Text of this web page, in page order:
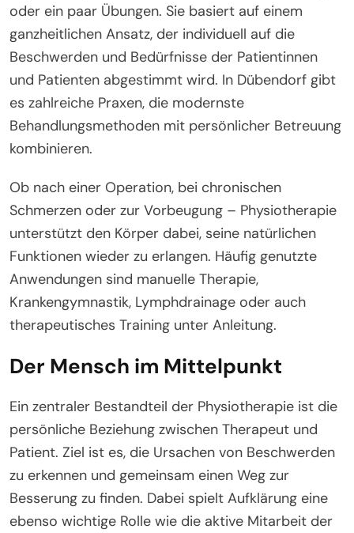
oder ein paar Übungen. Sie basiert auf einem
ganzheitlichen Ansatz, der individuell auf die
Beschwerden und Bedürfnisse der Patientinnen
und Patienten abgestimmt wird. In Dübendorf gibt
es zahlreiche Praxen, die modernste
Behandlungsmethoden mit persönlicher Betreuung
kombinieren.
Ob nach einer Operation, bei chronischen
Schmerzen oder zur Vorbeugung – Physiotherapie
unterstützt den Körper dabei, seine natürlichen
Funktionen wieder zu erlangen. Häufig genutzte
Anwendungen sind manuelle Therapie,
Krankengymnastik, Lymphdrainage oder auch
therapeutisches Training unter Anleitung.
Der Mensch im Mittelpunkt
Ein zentraler Bestandteil der Physiotherapie ist die
persönliche Beziehung zwischen Therapeut und
Patient. Ziel ist es, die Ursachen von Beschwerden
zu erkennen und gemeinsam einen Weg zur
Besserung zu finden. Dabei spielt Aufklärung eine
ebenso wichtige Rolle wie die aktive Mitarbeit der